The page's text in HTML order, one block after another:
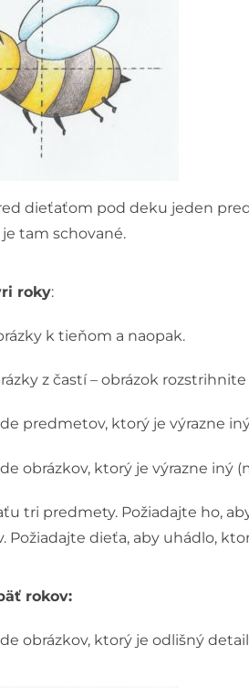
dieťaťom pod deku jeden
je tam schované.
roky:
k tieňom a naopak.
z častí – obrázok rozstrihnite
predmetov, ktorý je výrazne
obrázkov, ktorý je výrazne
tri predmety. Požiadajte ho,
Požiadajte dieťa, aby uhádlo,
rokov:
obrázkov, ktorý je odlišný